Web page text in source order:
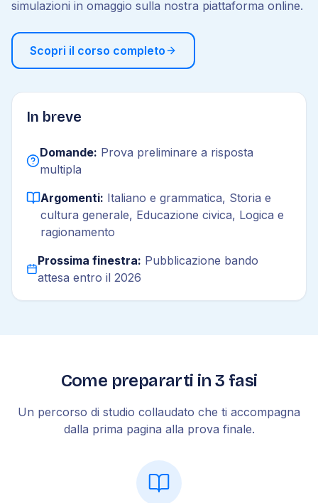
simulazioni in omaggio sulla nostra piattaforma online.
Scopri il corso completo
In breve
Domande: Prova preliminare a risposta
multipla
Argomenti: Italiano e grammatica, Storia e
cultura generale, Educazione civica, Logica e
ragionamento
Prossima finestra: Pubblicazione bando
attesa entro il 2026
Come prepararti in 3 fasi
Un percorso di studio collaudato che ti accompagna
dalla prima pagina alla prova finale.